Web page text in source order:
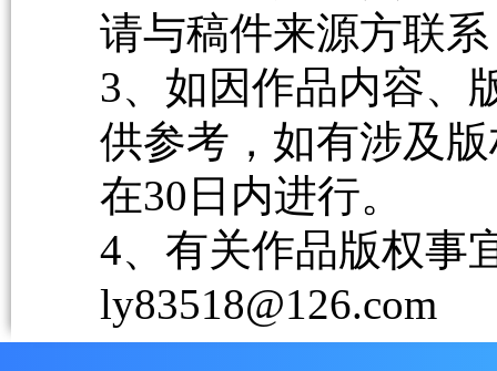
请与稿件来源方联
3、如因作品内容、
供参考，如有涉及
在30日内进行。
4、有关作品版权事
ly83518@126.com